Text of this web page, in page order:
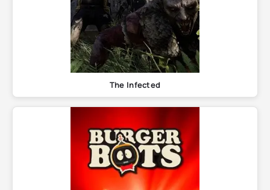
The Infected